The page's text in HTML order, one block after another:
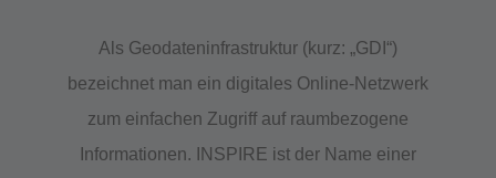
Als Geodateninfrastruktur (kurz: „GDI“)
bezeichnet man ein digitales Online-Netzwerk
zum einfachen Zugriff auf raumbezogene
Informationen. INSPIRE ist der Name einer